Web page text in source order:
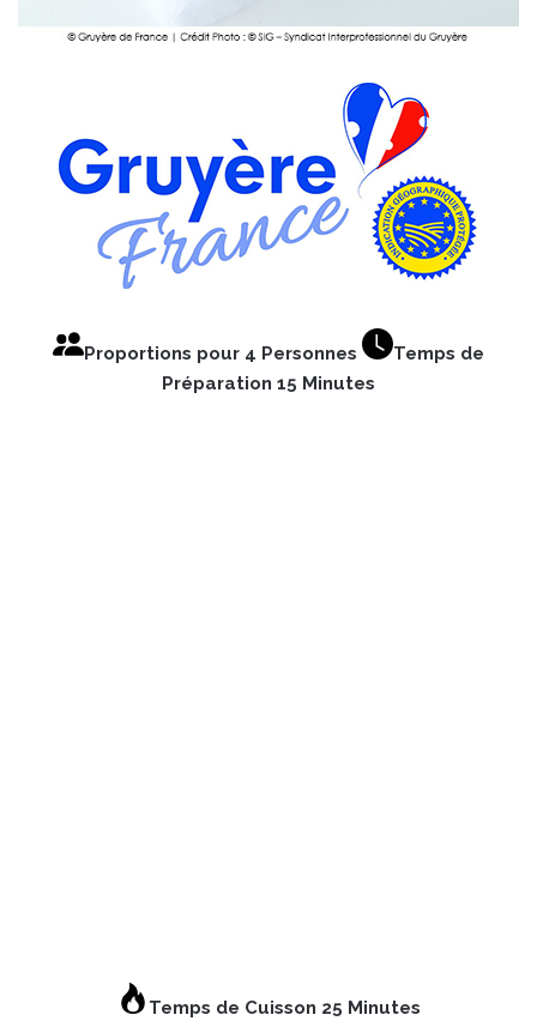
Proportions pour 4 Personnes
Temps de
Préparation 15 Minutes
Temps de Cuisson 25 Minutes